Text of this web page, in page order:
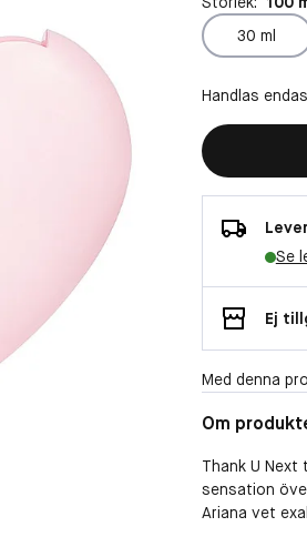
30 ml
Handlas
Se
Ej
Med denna
Om
Thank U Next
sensation
Ariana vet